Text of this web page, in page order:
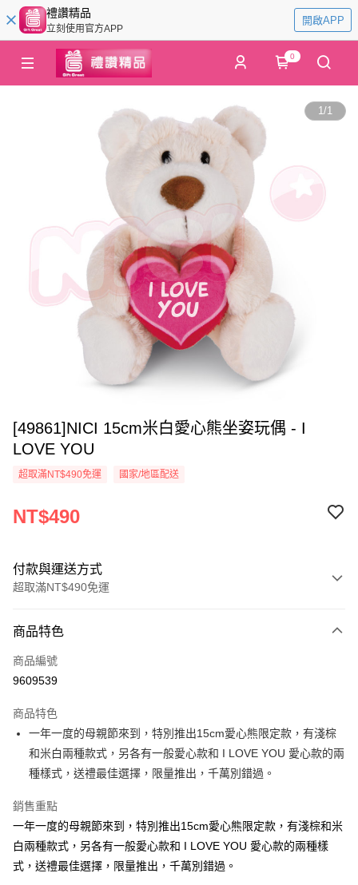
禮讚精品
立刻使用官方APP
開啟APP
0
1/1
[49861]NICI 15cm米白愛心熊坐姿玩偶 - I
LOVE YOU
超取滿NT$490免運 國家/地區配送
NT$490
付款與運送方式
超取滿NT$490免運
信用卡一次付款
超商取貨付款
Apple Pay
街口支付
AFTEE先享後付
相關說明
AFTEE先享後付是「在收到商品之後才付款」的支付方式。 讓您購物簡單
ATM付款
商品特色
商品編號
9609539
商品特色
一年一度的母親節來到，特別推出15cm愛心熊限定款，有淺棕
和米白兩種款式，另各有一般愛心款和 I LOVE YOU 愛心款的兩
種樣式，送禮最佳選擇，限量推出，千萬別錯過。
銷售重點
一年一度的母親節來到，特別推出15cm愛心熊限定款，有淺棕和米
白兩種款式，另各有一般愛心款和 I LOVE YOU 愛心款的兩種樣
式，送禮最佳選擇，限量推出，千萬別錯過。